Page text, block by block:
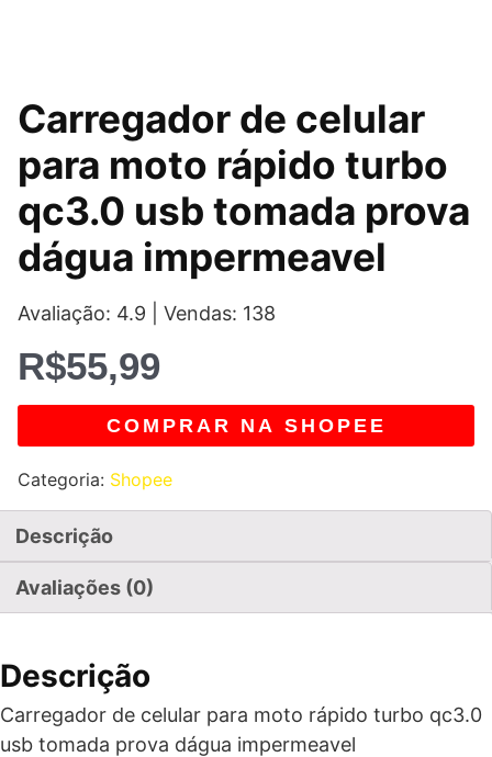
Carregador de celular
para moto rápido turbo
qc3.0 usb tomada prova
dágua impermeavel
Avaliação: 4.9 | Vendas: 138
R$55,99
COMPRAR NA SHOPEE
Categoria: Shopee
Descrição
Avaliações (0)
Descrição
Carregador de celular para moto rápido turbo qc3.0
usb tomada prova dágua impermeavel